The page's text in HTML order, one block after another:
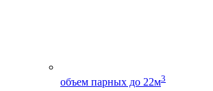
объем парных до 22м3